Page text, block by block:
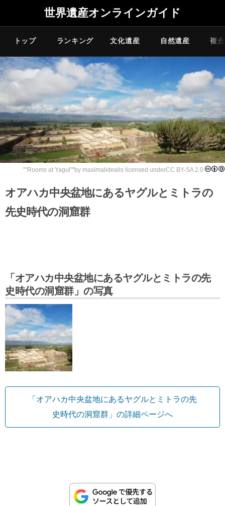
世界遺産オンラインガイド
トップ ランキング 文化遺産 自然遺産 複
""Rooms at Yagul ""by maximalideal is licensed underCC BY-SA 2.0
オアハカ中央盆地にあるヤグルとミトラの
先史時代の洞窟群
「オアハカ中央盆地にあるヤグルとミトラの先
史時代の洞窟群」の写真
「オアハカ中央盆地にあるヤグルとミトラの先
史時代の洞窟群」の詳細ページへ